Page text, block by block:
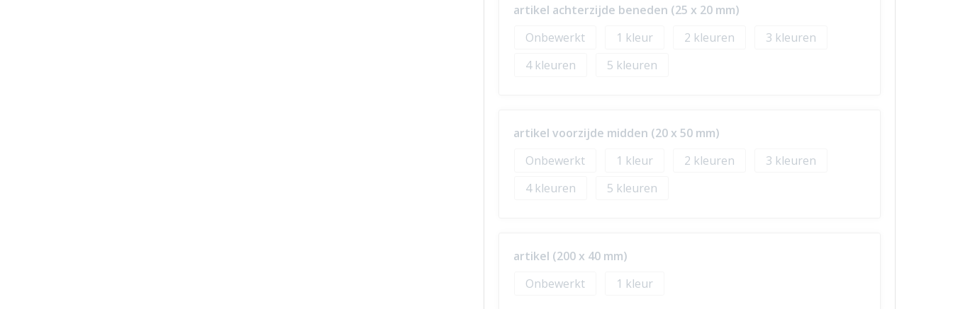
artikel achterzijde beneden (25 x 20 mm)
Onbewerkt
1 2
3
4
5
artikel voorzijde midden (20 x 50 mm)
Onbewerkt
1 2
3
4
5
artikel (200 x 40 mm)
Onbewerkt
1